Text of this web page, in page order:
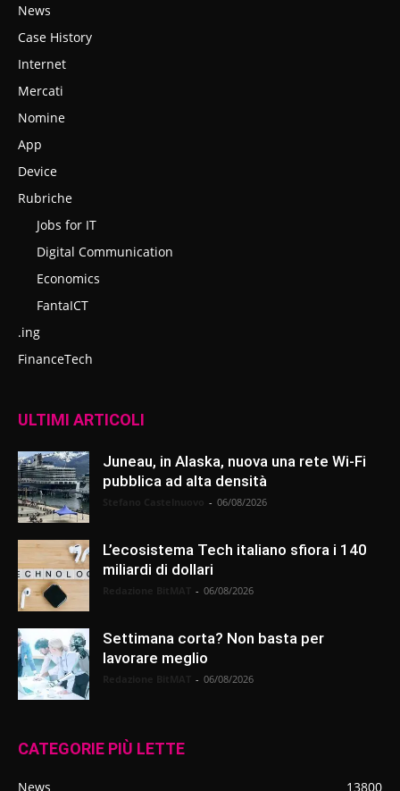
News
Case History
Internet
Mercati
Nomine
App
Device
Rubriche
Jobs for IT
Digital Communication
Economics
FantaICT
.ing
FinanceTech
ULTIMI ARTICOLI
Juneau, in Alaska, nuova una rete Wi-Fi
pubblica ad alta densità
- 06/08/2026
L’ecosistema Tech italiano sfiora i 140
miliardi di dollari
- 06/08/2026
Settimana corta? Non basta per
lavorare meglio
- 06/08/2026
CATEGORIE PIÙ LETTE
News
13800